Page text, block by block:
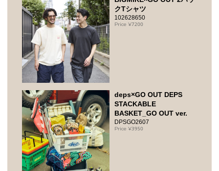
クTシャツ
102628650
7200
deps×GO OUT DEPS
STACKABLE
BASKET_GO OUT ver.
DPSGO2607
3950